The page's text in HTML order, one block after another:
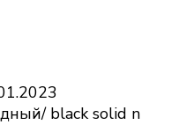
black solid n